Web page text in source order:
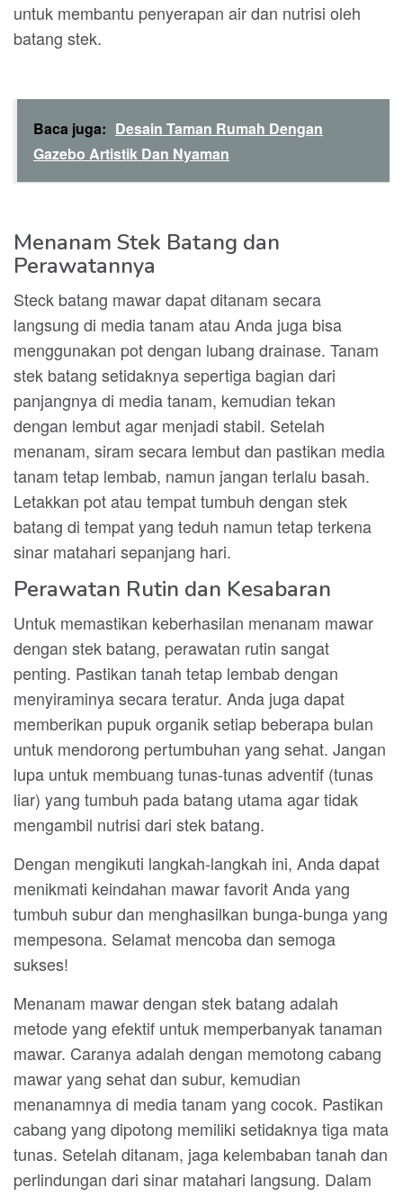
untuk membantu penyerapan air dan nutrisi oleh
batang stek.
Baca juga: Desain Taman Rumah Dengan
Gazebo Artistik Dan Nyaman
Menanam Stek Batang dan
Perawatannya
Steck batang mawar dapat ditanam secara
langsung di media tanam atau Anda juga bisa
menggunakan pot dengan lubang drainase. Tanam
stek batang setidaknya sepertiga bagian dari
panjangnya di media tanam, kemudian tekan
dengan lembut agar menjadi stabil. Setelah
menanam, siram secara lembut dan pastikan media
tanam tetap lembab, namun jangan terlalu basah.
Letakkan pot atau tempat tumbuh dengan stek
batang di tempat yang teduh namun tetap terkena
sinar matahari sepanjang hari.
Perawatan Rutin dan Kesabaran
Untuk memastikan keberhasilan menanam mawar
dengan stek batang, perawatan rutin sangat
penting. Pastikan tanah tetap lembab dengan
menyiraminya secara teratur. Anda juga dapat
memberikan pupuk organik setiap beberapa bulan
untuk mendorong pertumbuhan yang sehat. Jangan
lupa untuk membuang tunas-tunas adventif (tunas
liar) yang tumbuh pada batang utama agar tidak
mengambil nutrisi dari stek batang.
Dengan mengikuti langkah-langkah ini, Anda dapat
menikmati keindahan mawar favorit Anda yang
tumbuh subur dan menghasilkan bunga-bunga yang
mempesona. Selamat mencoba dan semoga
sukses!
Menanam mawar dengan stek batang adalah
metode yang efektif untuk memperbanyak tanaman
mawar. Caranya adalah dengan memotong cabang
mawar yang sehat dan subur, kemudian
menanamnya di media tanam yang cocok. Pastikan
cabang yang dipotong memiliki setidaknya tiga mata
tunas. Setelah ditanam, jaga kelembaban tanah dan
perlindungan dari sinar matahari langsung. Dalam